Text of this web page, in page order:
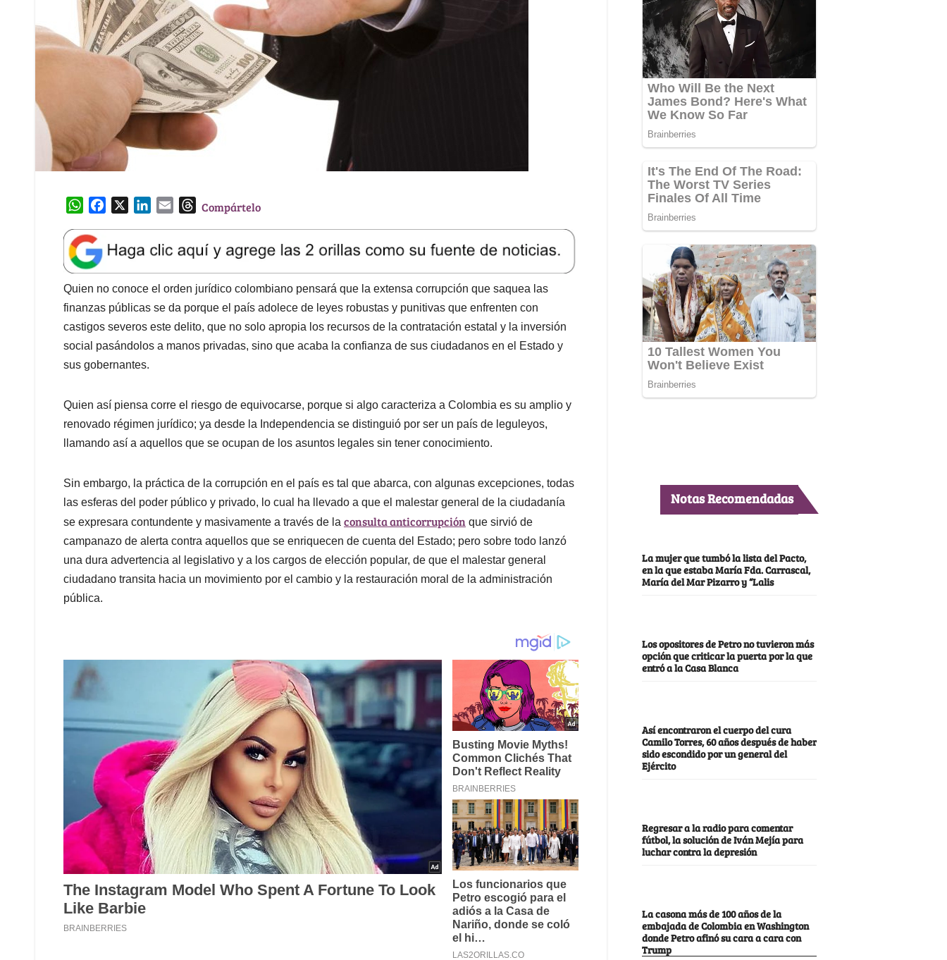
W
a
t
s
A
p
p
e
b
o
o
k
k
e
d
I
n
l
T
e
a
d
s
Compártelo
Quien no conoce el orden jurídico colombiano pensará que la extensa corrupción que saquea las
finanzas públicas se da porque el país adolece de leyes robustas y punitivas que enfrenten con
castigos severos este delito, que no solo apropia los recursos de la contratación estatal y la inversión
social pasándolos a manos privadas, sino que acaba la confianza de sus ciudadanos en el Estado y
sus gobernantes.
Quien así piensa corre el riesgo de equivocarse, porque si algo caracteriza a Colombia es su amplio y
renovado régimen jurídico; ya desde la Independencia se distinguió por ser un país de leguleyos,
llamando así a aquellos que se ocupan de los asuntos legales sin tener conocimiento.
Sin embargo, la práctica de la corrupción en el país es tal que abarca, con algunas excepciones, todas
las esferas del poder público y privado, lo cual ha llevado a que el malestar general de la ciudadanía
se expresara contundente y masivamente a través de la consulta anticorrupción que sirvió de
campanazo de alerta contra aquellos que se enriquecen de cuenta del Estado; pero sobre todo lanzó
una dura advertencia al legislativo y a los cargos de elección popular, de que el malestar general
ciudadano transita hacia un movimiento por el cambio y la restauración moral de la administración
pública.
Notas Recomendadas
La mujer que tumbó la lista del Pacto,
en la que estaba María Fda. Carrascal,
María del Mar Pizarro y “Lalis
Los opositores de Petro no tuvieron más
opción que criticar la puerta por la que
entró a la Casa Blanca
Así encontraron el cuerpo del cura
Camilo Torres, 60 años después de haber
sido escondido por un general del
Ejército
Regresar a la radio para comentar
fútbol, la solución de Iván Mejía para
luchar contra la depresión
La casona más de 100 años de la
embajada de Colombia en Washington
donde Petro afinó su cara a cara con
Trump